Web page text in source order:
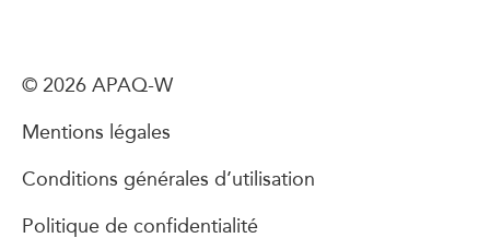
© 2026 APAQ-W
Mentions légales
Conditions générales d’utilisation
Politique de confidentialité